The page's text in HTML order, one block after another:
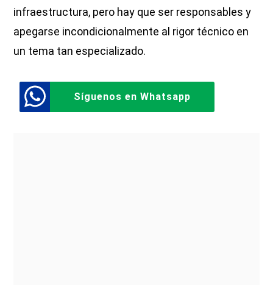
infraestructura, pero hay que ser responsables y
apegarse incondicionalmente al rigor técnico en
un tema tan especializado.
Síguenos en Whatsapp